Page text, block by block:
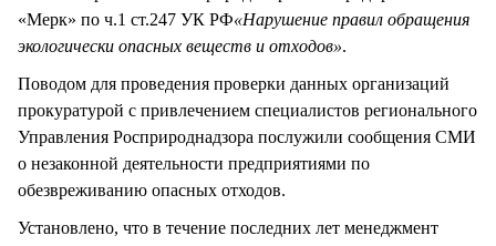
«Мерк» по ч.1 ст.247 УК РФ«Нарушение правил обращения
экологически опасных веществ и отходов».
Поводом для проведения проверки данных организаций
прокуратурой с привлечением специалистов регионального
Управления Росприроднадзора послужили сообщения СМИ
о незаконной деятельности предприятиями по
обезвреживанию опасных отходов.
Установлено, что в течение последних лет менеджмент